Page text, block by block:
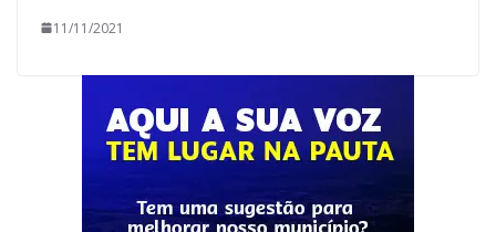
11/11/2021